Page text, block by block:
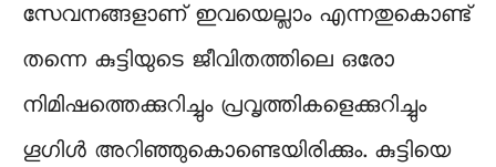
സേവനങ്ങളാണ് ഇവയെല്ലാം എന്നതുകൊണ്ട്
തന്നെ കുട്ടിയുടെ ജീവിതത്തിലെ ഒരോ
നിമിഷത്തെക്കുറിച്ചും പ്രവൃത്തികളെക്കുറിച്ചും
ഗൂഗിൾ അറിഞ്ഞുകൊണ്ടെയിരിക്കും. കുട്ടിയെ